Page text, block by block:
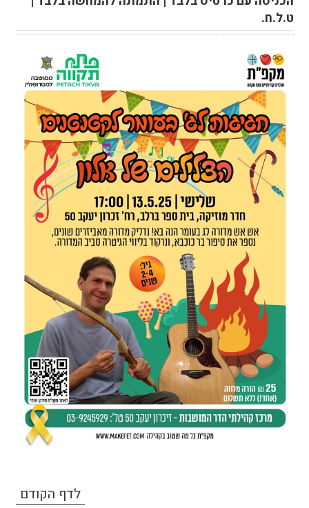
ט.ל.ח.
לדף הקודם